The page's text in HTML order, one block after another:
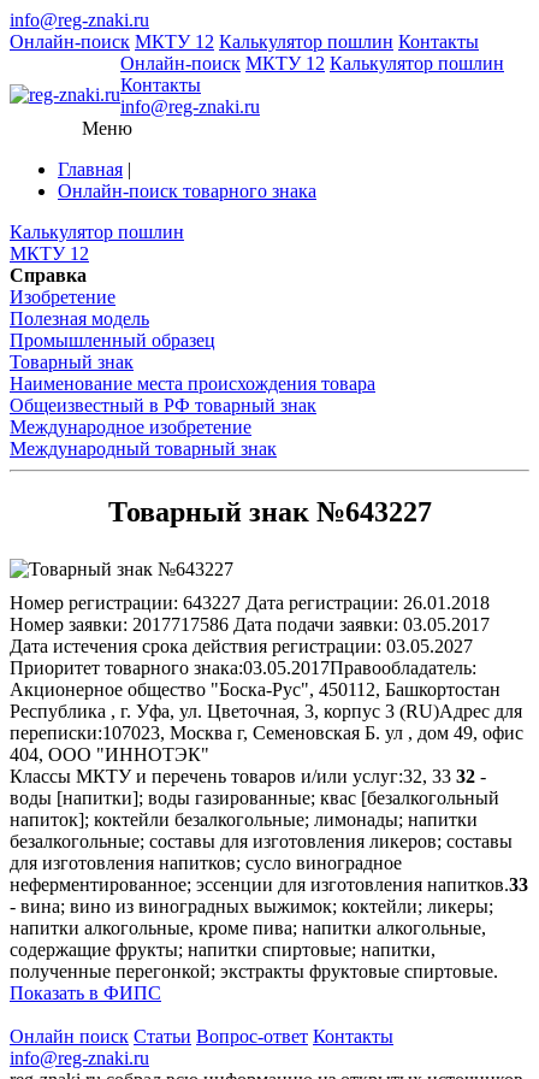
info@reg-znaki.ru
Онлайн-поиск МКТУ 12 Калькулятор пошлин Контакты
Онлайн-поиск МКТУ 12 Калькулятор пошлин
Контакты
info@reg-znaki.ru
Меню
Главная |
Онлайн-поиск товарного знака
Калькулятор пошлин
МКТУ 12
Справка
Изобретение
Полезная модель
Промышленный образец
Товарный знак
Наименование места происхождения товара
Общеизвестный в РФ товарный знак
Международное изобретение
Международный товарный знак
Товарный знак №643227
Номер регистрации: 643227 Дата регистрации: 26.01.2018
Номер заявки: 2017717586 Дата подачи заявки: 03.05.2017
Дата истечения срока действия регистрации: 03.05.2027
Приоритет товарного знака:03.05.2017Правообладатель:
Акционерное общество "Боска-Рус", 450112, Башкортостан
Республика , г. Уфа, ул. Цветочная, 3, корпус 3 (RU)Адрес для
переписки:107023, Москва г, Семеновская Б. ул , дом 49, офис
404, ООО "ИННОТЭК"
Классы МКТУ и перечень товаров и/или услуг:32, 33 32 -
воды [напитки]; воды газированные; квас [безалкогольный
напиток]; коктейли безалкогольные; лимонады; напитки
безалкогольные; составы для изготовления ликеров; составы
для изготовления напитков; сусло виноградное
неферментированное; эссенции для изготовления напитков.33
- вина; вино из виноградных выжимок; коктейли; ликеры;
напитки алкогольные, кроме пива; напитки алкогольные,
содержащие фрукты; напитки спиртовые; напитки,
полученные перегонкой; экстракты фруктовые спиртовые.
Показать в ФИПС
Онлайн поиск Статьи Вопрос-ответ Контакты
info@reg-znaki.ru